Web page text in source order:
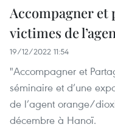
Accompagner et
victimes de
19/12/2022 11:54
"Accompagner et
séminaire et d’une
de l’agent orange/
décembre à Hanoï.